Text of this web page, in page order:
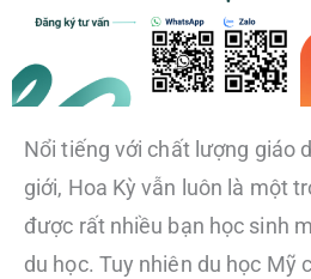
Nổi tiếng với chất lượng giáo
giới, Hoa Kỳ vẫn luôn là một
được rất nhiều bạn học sinh
du học. Tuy nhiên du học Mỹ